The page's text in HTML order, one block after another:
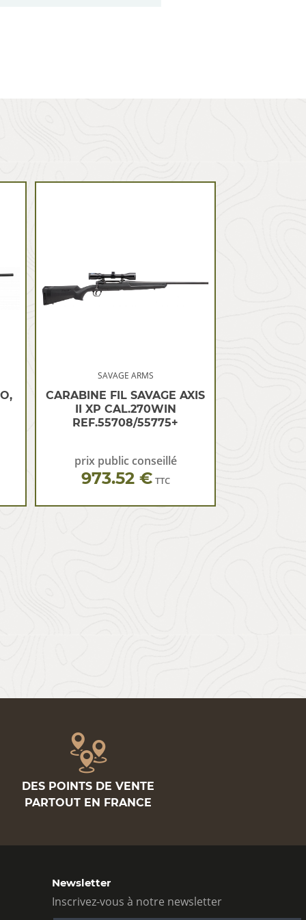
SAVAGE ARMS
CARABINE FIL SAVAGE AXIS
II XP CAL.270WIN
REF.55708/55775+
prix public conseillé
973.52 € TTC
DES POINTS DE VENTE
PARTOUT EN FRANCE
Newsletter
Inscrivez-vous à notre newsletter